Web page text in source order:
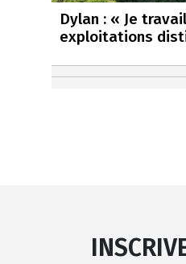
Dylan : « Je
exploitations